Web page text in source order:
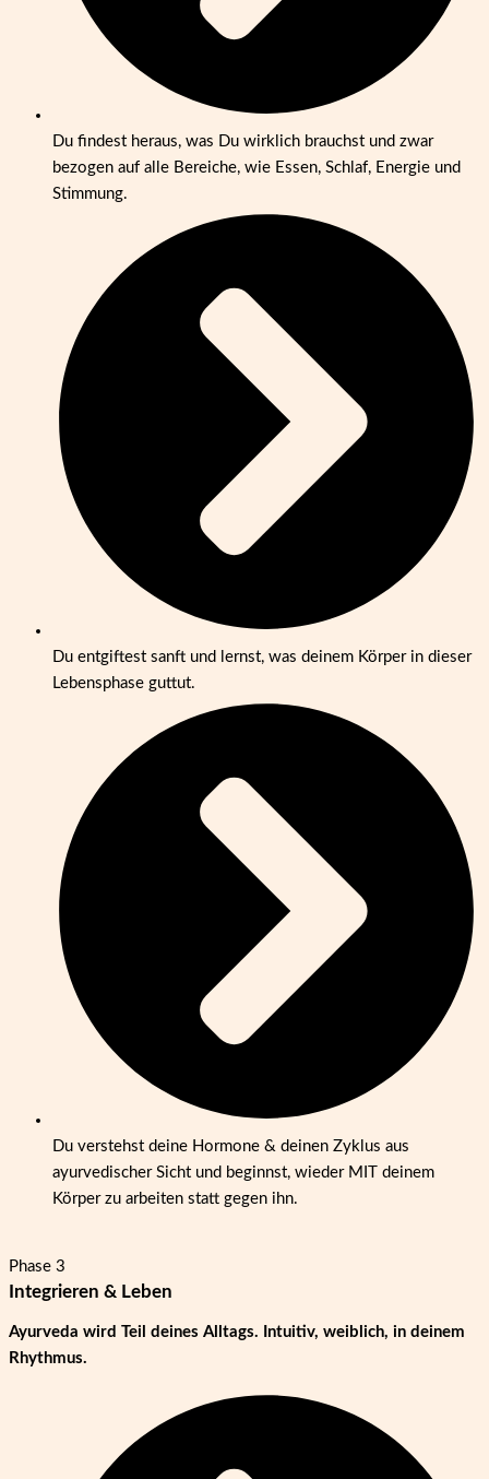
Du findest heraus, was Du wirklich brauchst und zwar
bezogen auf alle Bereiche, wie Essen, Schlaf, Energie und
Stimmung.
Du entgiftest sanft und lernst, was deinem Körper in dieser
Lebensphase guttut.
Du verstehst deine Hormone & deinen Zyklus aus
ayurvedischer Sicht und beginnst, wieder MIT deinem
Körper zu arbeiten statt gegen ihn.
Phase 3
Integrieren & Leben
Ayurveda wird Teil deines Alltags. Intuitiv, weiblich, in deinem
Rhythmus.